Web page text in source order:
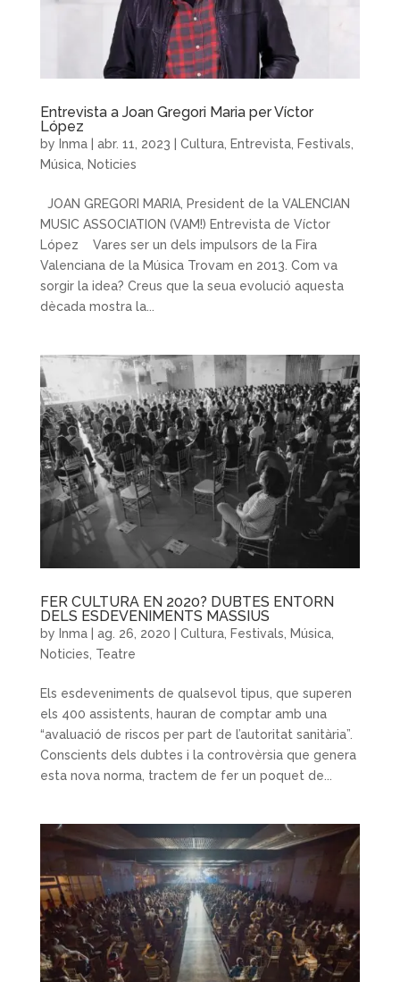
Entrevista a Joan Gregori Maria per Víctor
López
by Inma| abr. 11, 2023 Cultura, Entrevista, Festivals,
Música, Noticies
JOAN GREGORI MARIA, President de la VALENCIAN
MUSIC ASSOCIATION (VAM!) Entrevista de Víctor
López Vares ser un dels impulsors de la Fira
Valenciana de la Música Trovam en 2013. Com va
sorgir la idea? Creus que la seua evolució aquesta
dècada mostra la...
FER CULTURA EN 2020? DUBTES ENTORN
DELS ESDEVENIMENTS MASSIUS
by Inma| ag. 26, 2020 Cultura, Festivals, Música,
Noticies, Teatre
Els esdeveniments de qualsevol tipus, que superen
els 400 assistents, hauran de comptar amb una
“avaluació de riscos per part de l’autoritat sanitària”.
Conscients dels dubtes i la controvèrsia que genera
esta nova norma, tractem de fer un poquet de...